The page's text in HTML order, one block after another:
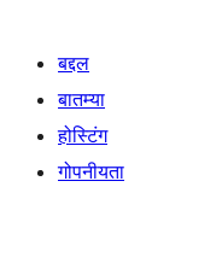
बद्दल
बातम्या
होस्टिंग
गोपनीयता